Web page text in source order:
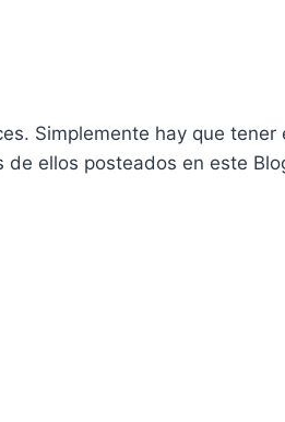
Simplemente hay que tener
de ellos posteados en este